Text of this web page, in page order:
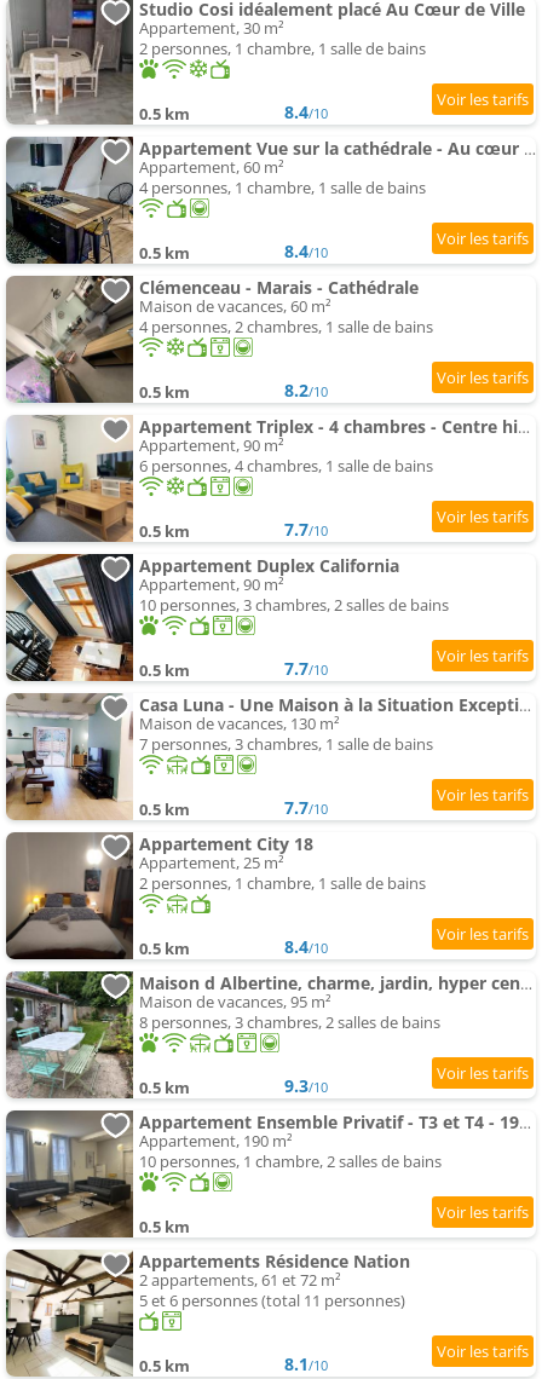
Studio Cosi idéalement placé Au Cœur de Ville
Appartement, 30 m²
2 personnes, 1 chambre, 1 salle de bains
0.5 km 8.4/10
Appartement Vue sur la cathédrale - Au cœur de Bourges
Appartement, 60 m²
4 personnes, 1 chambre, 1 salle de bains
0.5 km 8.4/10
Clémenceau - Marais - Cathédrale
Maison de vacances, 60 m²
4 personnes, 2 chambres, 1 salle de bains
0.5 km 8.2/10
Appartement Triplex - 4 chambres - Centre historique
Appartement, 90 m²
6 personnes, 4 chambres, 1 salle de bains
0.5 km 7.7/10
Appartement Duplex California
Appartement, 90 m²
10 personnes, 3 chambres, 2 salles de bains
0.5 km 7.7/10
Casa Luna - Une Maison à la Situation Exceptionnelle Offrant Sérénité et Confort en Plein Cœur de Bo
Maison de vacances, 130 m²
7 personnes, 3 chambres, 1 salle de bains
0.5 km 7.7/10
Appartement City 18
Appartement, 25 m²
2 personnes, 1 chambre, 1 salle de bains
0.5 km 8.4/10
Maison d Albertine, charme, jardin, hyper centre
Maison de vacances, 95 m²
8 personnes, 3 chambres, 2 salles de bains
0.5 km 9.3/10
Appartement Ensemble Privatif - T3 et T4 - 190m2 - 10 pers - Cour et Parking - Hypercentre
Appartement, 190 m²
10 personnes, 1 chambre, 2 salles de bains
0.5 km
Appartements Résidence Nation
2 appartements, 61 et 72 m²
5 et 6 personnes (total 11 personnes)
0.5 km 8.1/10